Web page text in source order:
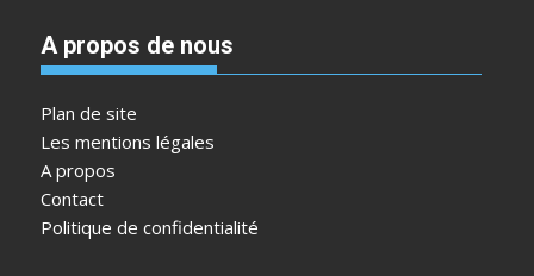
A propos de nous
Plan de site
Les mentions légales
A propos
Contact
Politique de confidentialité